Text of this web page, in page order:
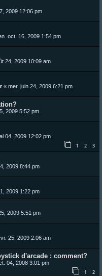
2009 12:06 pm
oct. 16, 2009 1:54 pm
24, 2009 10:09 am
« mer. juin 24, 2009 6:21 pm
2009 5:52 pm
04, 2009 12:02 pm
1 2 3
2009 8:44 pm
2009 1:22 pm
2009 5:51 pm
25, 2009 2:06 am
d'arcade : comment?
04, 2008 3:01 pm
1 2